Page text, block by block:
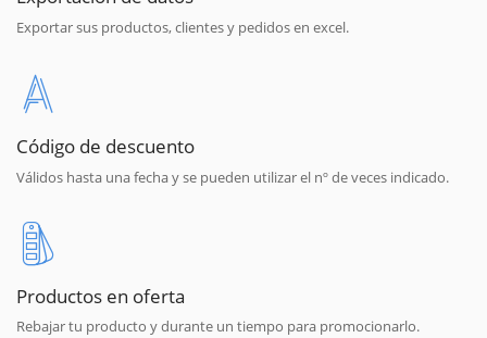
Exportar sus productos, clientes y pedidos en excel.
Código de descuento
Válidos hasta una fecha y se pueden utilizar el nº de veces indicado.
Productos en oferta
Rebajar tu producto y durante un tiempo para promocionarlo.